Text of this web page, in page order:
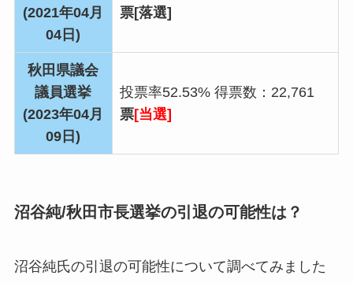
(2021年04月
04日)
票[落選]
秋田県議会
議員選挙
(2023年04月
09日)
投票率52.53% 得票数： 22,761
票[当選]
沼谷純/秋田市長選挙の引退の可能性は？
沼谷純氏の引退の可能性について調べてみました